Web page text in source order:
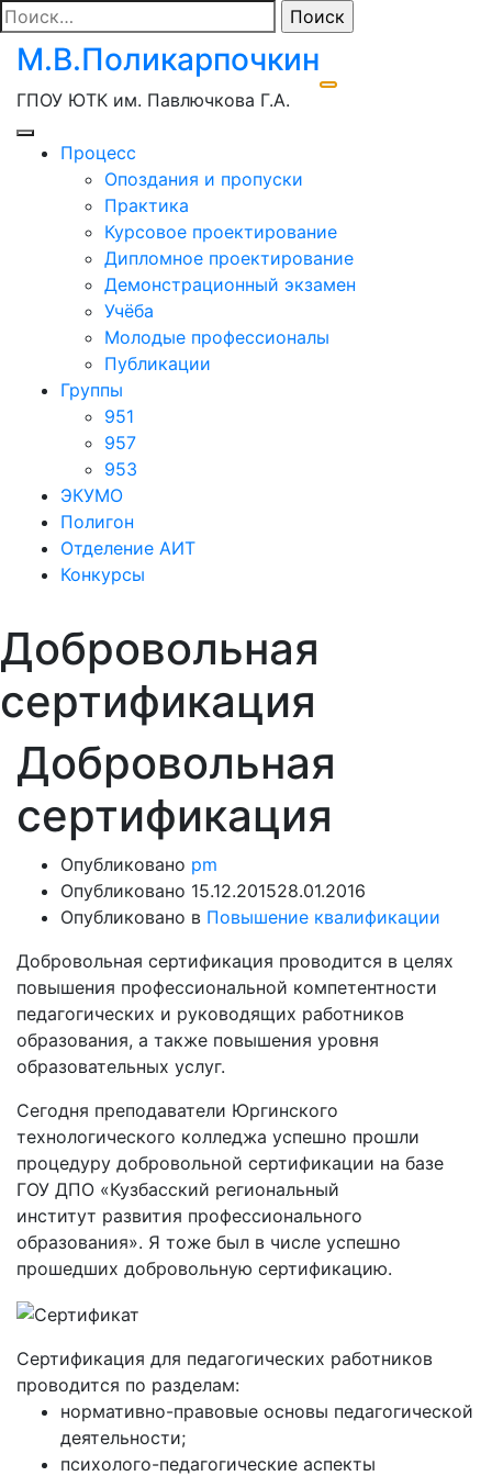
Перейти
к
содержимому
Найти:
М.В.Поликарпочкин
ГПОУ ЮТК им. Павлючкова Г.А.
Процесс
Опоздания и пропуски
Практика
Курсовое проектирование
Дипломное проектирование
Демонстрационный экзамен
Учёба
Молодые профессионалы
Публикации
Группы
951
957
953
ЭКУМО
Полигон
Отделение АИТ
Конкурсы
Добровольная
сертификация
Добровольная
сертификация
Опубликовано pm
Опубликовано 15.12.201528.01.2016
Опубликовано в Повышение квалификации
Добровольная сертификация проводится в целях
повышения профессиональной компетентности
педагогических и руководящих работников
образования, а также повышения уровня
образовательных услуг.
Сегодня преподаватели Юргинского
технологического колледжа успешно прошли
процедуру добровольной сертификации на базе
ГОУ ДПО «Кузбасский региональный
институт развития профессионального
образования». Я тоже был в числе успешно
прошедших добровольную сертификацию.
Сертификация для педагогических работников
проводится по разделам:
нормативно-правовые основы педагогической
деятельности;
психолого-педагогические аспекты